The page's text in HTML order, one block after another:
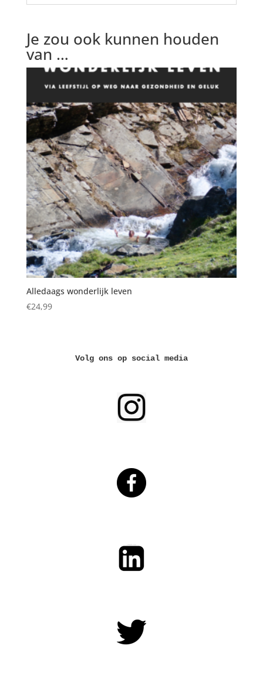
Je zou ook kunnen houden
van …
Alledaags wonderlijk leven
€24,99
Volg ons op social media